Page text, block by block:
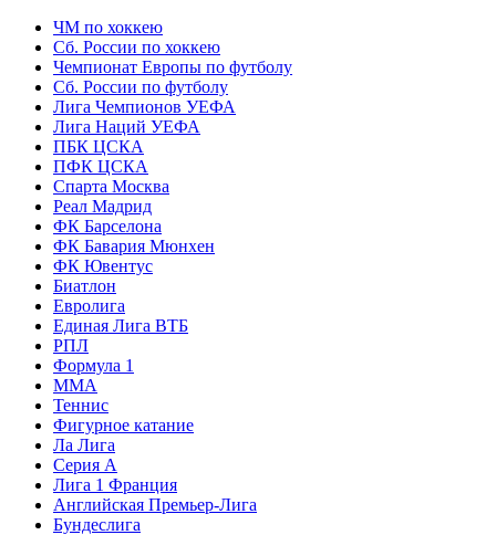
ЧМ по хоккею
Сб. России по хоккею
Чемпионат Европы по футболу
Сб. России по футболу
Лига Чемпионов УЕФА
Лига Наций УЕФА
ПБК ЦСКА
ПФК ЦСКА
Спарта Москва
Реал Мадрид
ФК Барселона
ФК Бавария Мюнхен
ФК Ювентус
Биатлон
Евролига
Единая Лига ВТБ
РПЛ
Формула 1
MMA
Теннис
Фигурное катание
Ла Лига
Серия А
Лига 1 Франция
Английская Премьер-Лига
Бундеслига